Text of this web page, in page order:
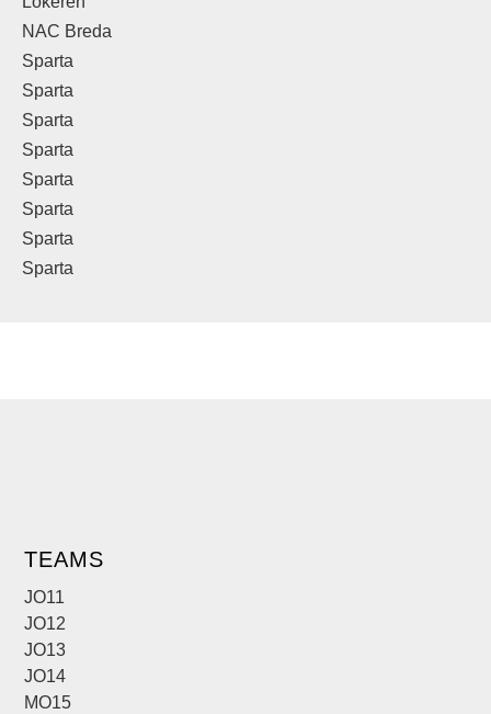
NAC Breda
Sparta
Sparta
Sparta
Sparta
Sparta
Sparta
Sparta
Sparta
TEAMS
JO11
JO12
JO13
JO14
MO15